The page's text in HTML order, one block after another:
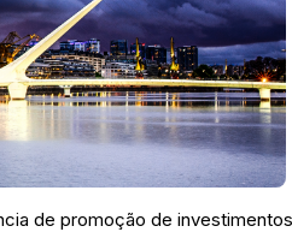
de promoção de